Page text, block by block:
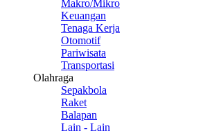
Makro/Mikro
Keuangan
Tenaga Kerja
Otomotif
Pariwisata
Transportasi
Olahraga
Sepakbola
Raket
Balapan
Lain - Lain